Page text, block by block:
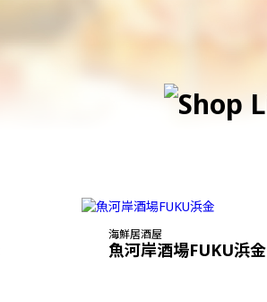
海鮮居酒屋
魚河岸酒場FUKU浜金